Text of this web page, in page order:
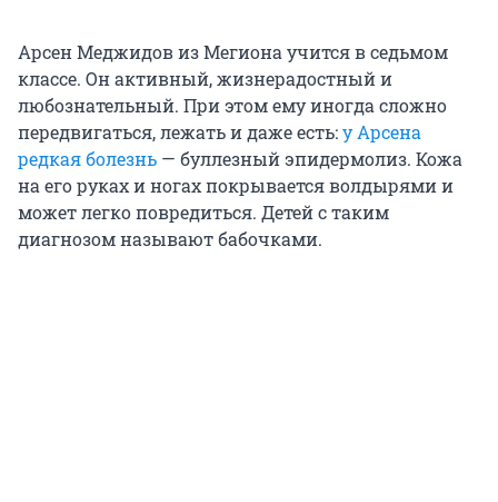
Арсен Меджидов из Мегиона учится в седьмом
классе. Он активный, жизнерадостный и
любознательный. При этом ему иногда сложно
передвигаться, лежать и даже есть:у Арсена
редкая болезнь — буллезный эпидермолиз. Кожа
на его руках и ногах покрывается волдырями и
может легко повредиться. Детей с таким
диагнозом называют бабочками.